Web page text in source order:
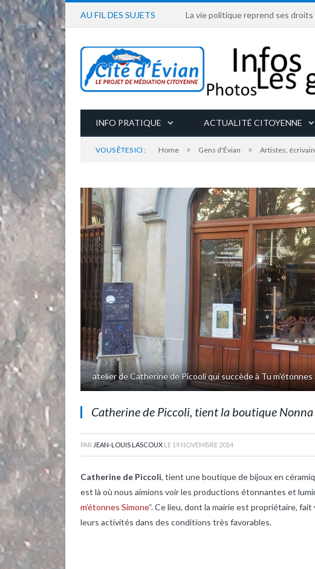
AU FIL DES SUJETS La vie politique reprend ses droits
INFO PRATIQUE ACTUALITÉ CITOYENNE
VOUS ÊTES ICI : Home » Gens d'Évian » Artistes,
atelier de Catherine de Picooli qui succède à Tu m'étonnes
Catherine de Picooli avec Agnès Tavel, intéressée par
Catherine de Piccoli, tient la boutique
PAR JEAN-LOUIS LASCOUX LE 19 NOVEMBRE 2014
Catherine de Piccoli, tient une boutique de bijoux en
est là où nous aimions voir les productions étonnantes et
m’étonnes Simone“. Ce lieu, dont la mairie est propriétaire,
leurs activités dans des conditions très favorables.